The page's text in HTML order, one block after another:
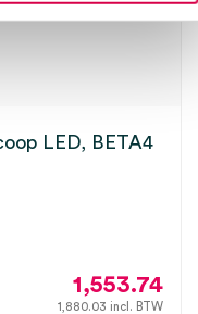
LED, BETA4
1,553.74
1,880.03 incl. BTW